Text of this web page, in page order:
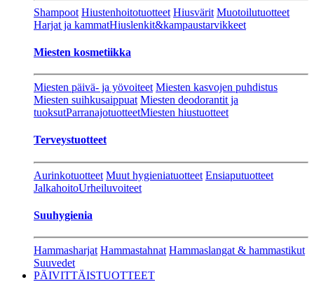
Shampoot Hiustenhoitotuotteet Hiusvärit Muotoilutuotteet
Harjat ja kammatHiuslenkit&kampaustarvikkeet
Miesten kosmetiikka
Miesten päivä- ja yövoiteet Miesten kasvojen puhdistus
Miesten suihkusaippuat Miesten deodorantit ja
tuoksutParranajotuotteetMiesten hiustuotteet
Terveystuotteet
Aurinkotuotteet Muut hygieniatuotteet Ensiaputuotteet
JalkahoitoUrheiluvoiteet
Suuhygienia
Hammasharjat Hammastahnat Hammaslangat & hammastikut
Suuvedet
PÄIVITTÄISTUOTTEET